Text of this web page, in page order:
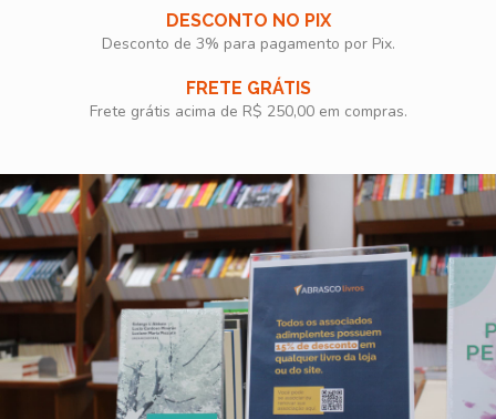
DESCONTO NO PIX
Desconto de 3% para pagamento por Pix.
FRETE GRÁTIS
Frete grátis acima de R$ 250,00 em compras.